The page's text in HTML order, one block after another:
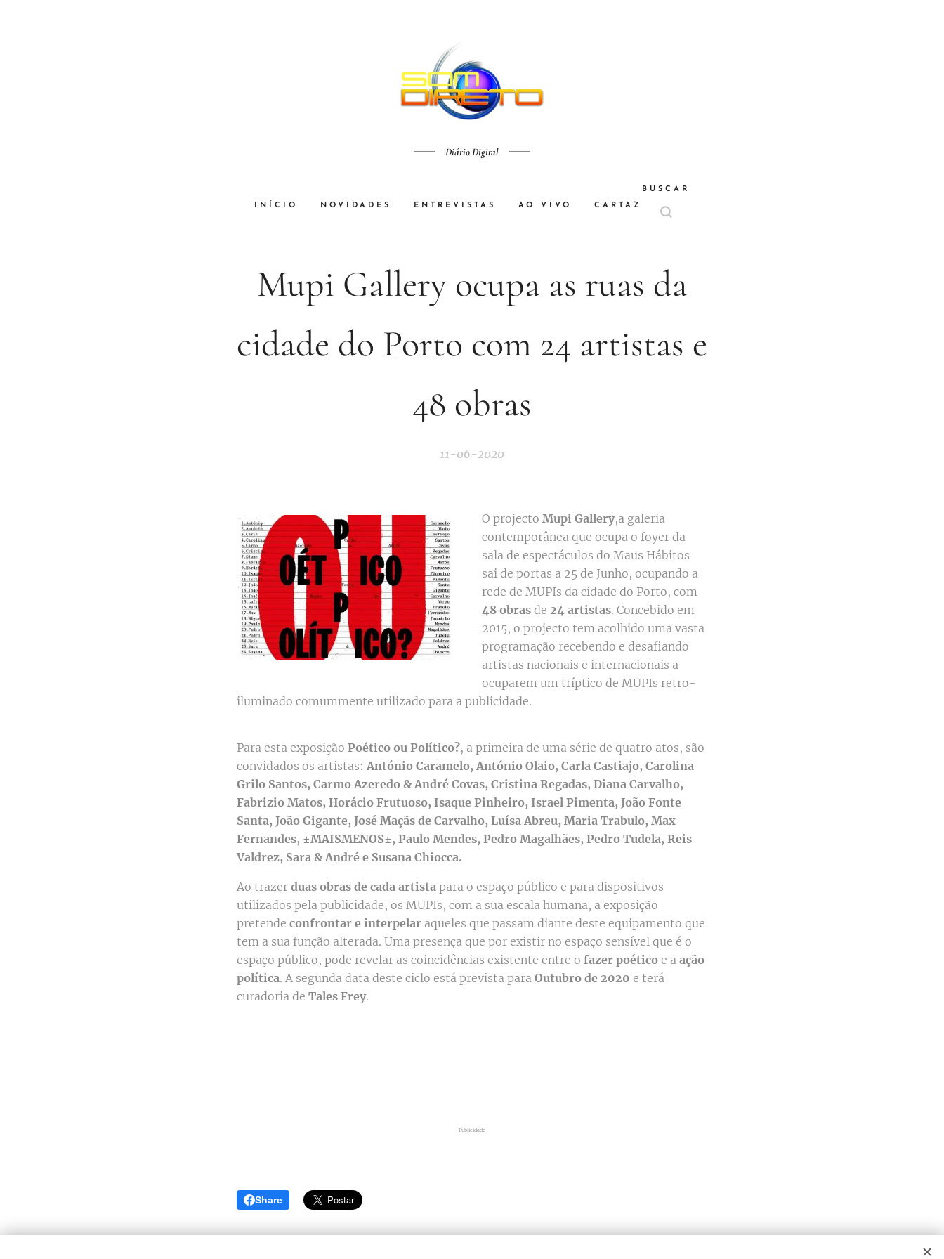
Diário Digital
INÍCIO NOVIDADES ENTREVISTAS AO VIVO CARTAZ
BUSCAR
Mupi Gallery ocupa as ruas da
cidade do Porto com 24 artistas e
48 obras
11-06-2020
O projecto Mupi Gallery,a galeria
contemporânea que ocupa o foyer da
sala de espectáculos do Maus Hábitos
sai de portas a 25 de Junho, ocupando a
rede de MUPIs da cidade do Porto, com
48 obras de 24 artistas. Concebido em
2015, o projecto tem acolhido uma vasta
programação recebendo e desafiando
artistas nacionais e internacionais a
ocuparem um tríptico de MUPIs retro-
iluminado comummente utilizado para a publicidade.
Para esta exposição Poético ou Político?, a primeira de uma série de quatro atos, são
convidados os artistas: António Caramelo, António Olaio, Carla Castiajo, Carolina
Grilo Santos, Carmo Azeredo & André Covas, Cristina Regadas, Diana Carvalho,
Fabrizio Matos, Horácio Frutuoso, Isaque Pinheiro, Israel Pimenta, João Fonte
Santa, João Gigante, José Maçãs de Carvalho, Luísa Abreu, Maria Trabulo, Max
Fernandes, ±MAISMENOS±, Paulo Mendes, Pedro Magalhães, Pedro Tudela, Reis
Valdrez, Sara & André e Susana Chiocca.
Ao trazer duas obras de cada artista para o espaço público e para dispositivos
utilizados pela publicidade, os MUPIs, com a sua escala humana, a exposição
pretende confrontar e interpelar aqueles que passam diante deste equipamento que
tem a sua função alterada. Uma presença que por existir no espaço sensível que é o
espaço público, pode revelar as coincidências existente entre o fazer poético e a ação
política. A segunda data deste ciclo está prevista para Outubro de 2020 e terá
curadoria de Tales Frey.
Publicidade
Share